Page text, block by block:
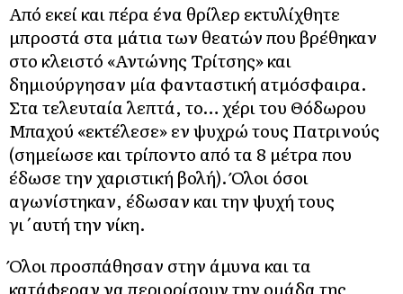
Από εκεί και πέρα ένα θρίλερ εκτυλίχθητε
μπροστά στα μάτια των θεατών που βρέθηκαν
στο κλειστό «Αντώνης Τρίτσης» και
δημιούργησαν μία φανταστική ατμόσφαιρα.
Στα τελευταία λεπτά, το… χέρι του Θόδωρου
Μπαχού «εκτέλεσε» εν ψυχρώ τους Πατρινούς
(σημείωσε και τρίποντο από τα 8 μέτρα που
έδωσε την χαριστική βολή). Όλοι όσοι
αγωνίστηκαν, έδωσαν και την ψυχή τους
γι΄αυτή την νίκη.
Όλοι προσπάθησαν στην άμυνα και τα
κατάφεραν να περιορίσουν την ομάδα της